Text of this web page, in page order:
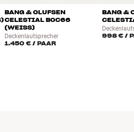
& Olufsen wurden in
entwickelt, einem Experten
Zwecke. B&O hat mit der
der Verwendung des kleinen
zu erreichen. HiFi
BANG & OLUFSEN
CELESTIAL BOC66
(WEISS)
Deckenlautsprecher
1.450 €/ PAAR
BANG &
998 € /